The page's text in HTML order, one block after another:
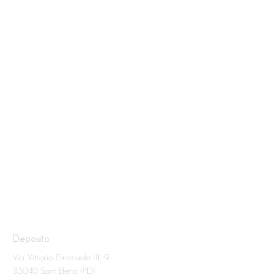
Deposito
Via Vittorio Emanuele III, 9
35040 Sant'Elena (PD)